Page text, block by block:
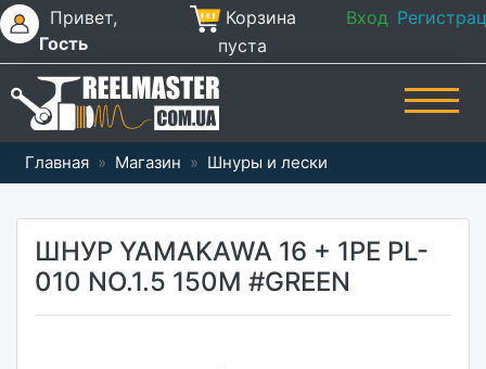
Привет,
Гость
Корзина
пуста
Вход
Главная » Магазин » Шнуры и лески
ШНУР YAMAKAWA 16 + 1PE PL-
010 NO.1.5 150M #GREEN